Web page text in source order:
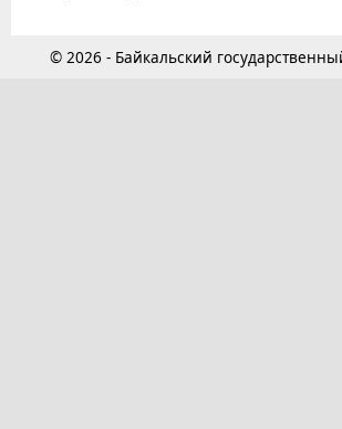
© 2026 - Байкальский